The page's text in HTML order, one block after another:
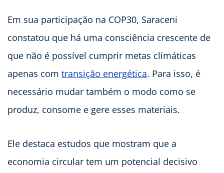
Em sua participação na COP30, Saraceni
constatou que há uma consciência crescente de
que não é possível cumprir metas climáticas
apenas com transição energética. Para isso, é
necessário mudar também o modo como se
produz, consome e gere esses materiais.
Ele destaca estudos que mostram que a
economia circular tem um potencial decisivo